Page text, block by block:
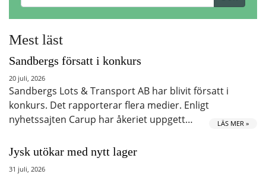
Mest läst
Sandbergs försatt i konkurs
20 juli, 2026
Sandbergs Lots & Transport AB har blivit försatt i
konkurs. Det rapporterar flera medier. Enligt
nyhetssajten Carup har åkeriet uppgett…
LÄS MER »
Jysk utökar med nytt lager
31 juli, 2026